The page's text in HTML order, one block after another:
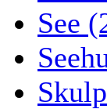
See